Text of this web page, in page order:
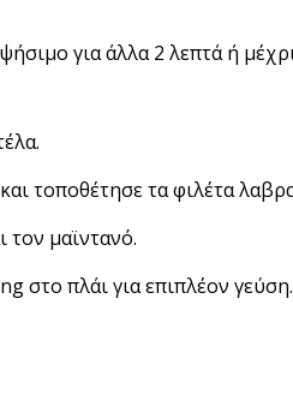
για άλλα 2 λεπτά ή
τοποθέτησε τα φιλέτα
τον μαϊντανό.
στο πλάι για επιπλέον γεύση.